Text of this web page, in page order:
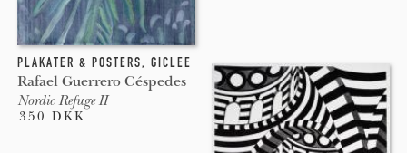
PLAKATER & POSTERS, GICLEE
Rafael Guerrero Céspedes
Nordic Refuge II
350 DKK